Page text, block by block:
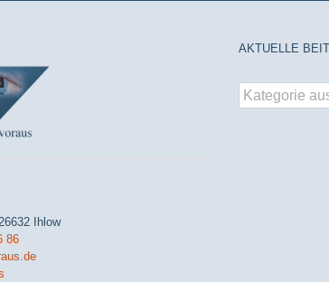
Ihlow
86
AKTUELLE
aktuelle
Beiträge